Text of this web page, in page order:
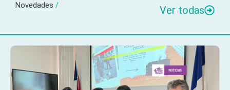
Novedades / Ver todas